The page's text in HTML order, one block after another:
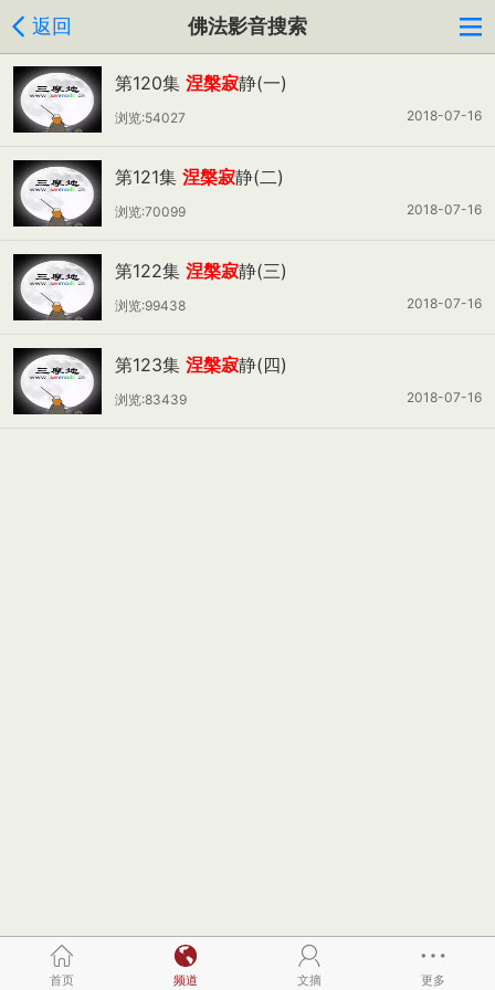
返回 佛法影音搜索
第120集 涅槃寂静(一)
2018-07-16
浏览:54027
第121集 涅槃寂静(二)
2018-07-16
浏览:70099
第122集 涅槃寂静(三)
2018-07-16
浏览:99438
第123集 涅槃寂静(四)
2018-07-16
浏览:83439
首页 频道 文摘 更多